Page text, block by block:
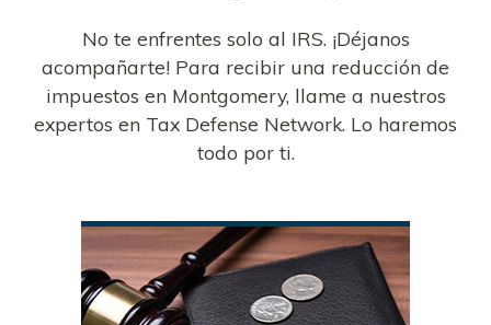
No te enfrentes solo al IRS. ¡Déjanos
acompañarte! Para recibir una reducción de
impuestos en Montgomery, llame a nuestros
expertos en Tax Defense Network. Lo haremos
todo por ti.